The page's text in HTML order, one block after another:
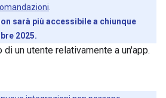
sarà più accessibile a chiunque
2025.
un utente relativamente a un'app.